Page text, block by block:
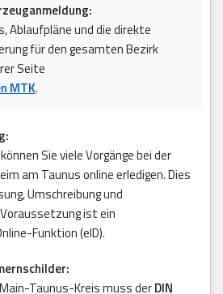
Ablaufpläne und die direkte
für den gesamten Bezirk
Seite
MTK.
können Sie viele Vorgänge bei der
am Taunus online erledigen. Dies
Umschreibung und
ist ein
Funktion (eID).
Taunus-Kreis muss derDIN